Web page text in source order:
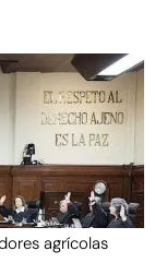
agrícolas